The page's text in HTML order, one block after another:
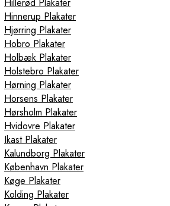
Hillerød Plakater
Hinnerup Plakater
Hjørring Plakater
Hobro Plakater
Holbæk Plakater
Holstebro Plakater
Hørning Plakater
Horsens Plakater
Hørsholm Plakater
Hvidovre Plakater
Ikast Plakater
Kalundborg Plakater
København Plakater
Køge Plakater
Kolding Plakater